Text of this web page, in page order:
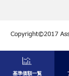
基準価額一覧